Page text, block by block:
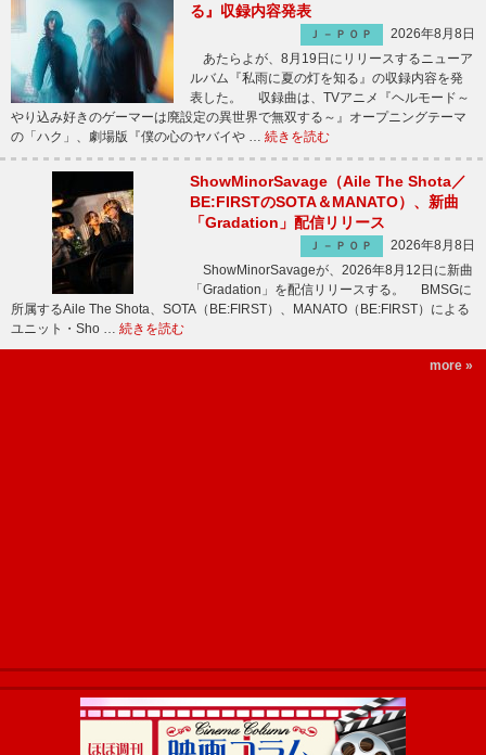
る』収録内容発表
Ｊ－ＰＯＰ
2026年8月8日
あたらよが、8月19日にリリースするニューア
ルバム『私雨に夏の灯を知る』の収録内容を発
表した。 収録曲は、TVアニメ『ヘルモード～
やり込み好きのゲーマーは廃設定の異世界で無双する～』オープニングテーマ
の「ハク」、劇場版『僕の心のヤバイや … 続きを読む
ShowMinorSavage（Aile The Shota／
BE:FIRSTのSOTA＆MANATO）、新曲
「Gradation」配信リリース
Ｊ－ＰＯＰ
2026年8月8日
ShowMinorSavageが、2026年8月12日に新曲
「Gradation」を配信リリースする。 BMSGに
所属するAile The Shota、SOTA（BE:FIRST）、MANATO（BE:FIRST）による
ユニット・Sho … 続きを読む
more »